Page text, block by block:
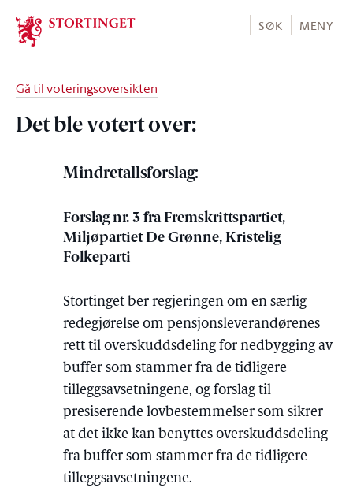
Stortinget.no
SØK MENY
Gå til voteringsoversikten
Det ble votert over:
Mindretallsforslag:
Forslag nr. 3 fra Fremskrittspartiet,
Miljøpartiet De Grønne, Kristelig
Folkeparti
Stortinget ber regjeringen om en særlig
redegjørelse om pensjonsleverandørenes
rett til overskuddsdeling for nedbygging av
buffer som stammer fra de tidligere
tilleggsavsetningene, og forslag til
presiserende lovbestemmelser som sikrer
at det ikke kan benyttes overskuddsdeling
fra buffer som stammer fra de tidligere
tilleggsavsetningene.